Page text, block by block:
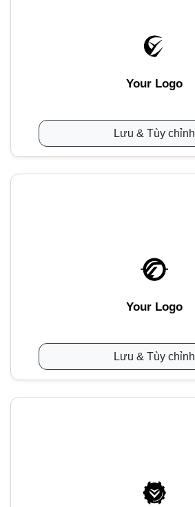
Your Logo
Lưu & Tùy chỉnh
Your Logo
Lưu & Tùy chỉnh